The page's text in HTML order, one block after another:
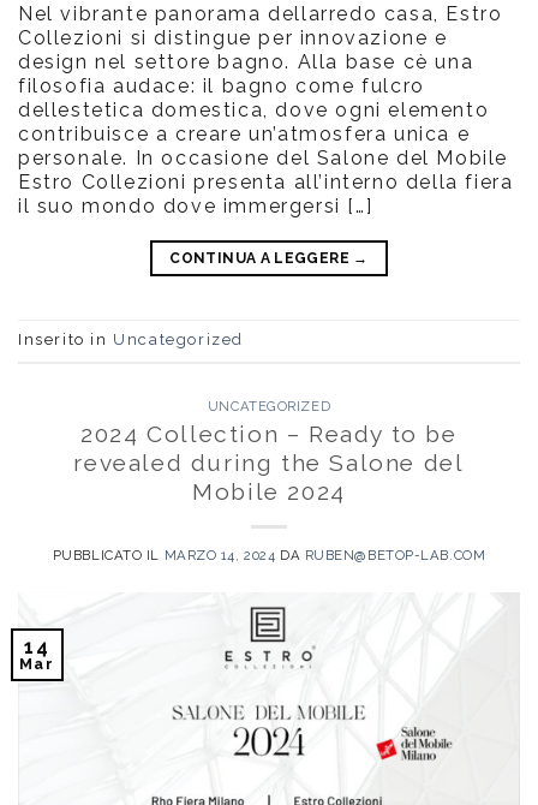
Nel vibrante panorama dellarredo casa, Estro
Collezioni si distingue per innovazione e
design nel settore bagno. Alla base cè una
filosofia audace: il bagno come fulcro
dellestetica domestica, dove ogni elemento
contribuisce a creare un’atmosfera unica e
personale. In occasione del Salone del Mobile
Estro Collezioni presenta all’interno della fiera
il suo mondo dove immergersi […]
CONTINUA A LEGGERE →
Inserito in Uncategorized
UNCATEGORIZED
2024 Collection – Ready to be
revealed during the Salone del
Mobile 2024
PUBBLICATO IL MARZO 14, 2024 DA RUBEN@BETOP-LAB.COM
14
Mar